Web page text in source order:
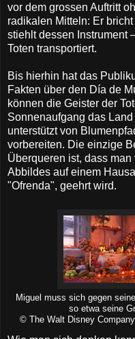
vor dem grossen Auftritt
radikalen Mitteln: Er
stiehlt dessen Instrument
Toten transportiert.
Bis hierhin hat das
Fakten über den Día de
können die Geister der
Sonnenaufgang das
unterstützt von
vorbereiten. Die einzige
Überqueren ist, dass
Abbildes auf einem
"Ofrenda", geehrt wird.
Miguel muss sich gegen
so etwa seine
© The Walt Disney